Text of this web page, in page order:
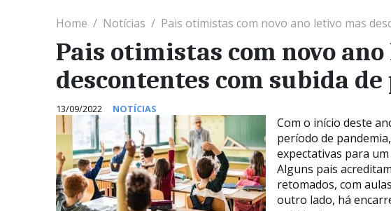
Home Notícias Pais otimistas com novo ano letivo mas
Pais otimistas com novo
descontentes com subida de
13/09/2022 NOTÍCIAS
Com o início deste
período de
expectativas para
Alguns pais
retomados, com
outro lado, há